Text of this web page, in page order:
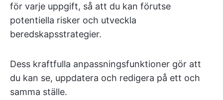
för varje uppgift, så att du kan förutse
potentiella risker och utveckla
beredskapsstrategier.
Dess kraftfulla anpassningsfunktioner gör att
du kan se, uppdatera och redigera på ett och
samma ställe.